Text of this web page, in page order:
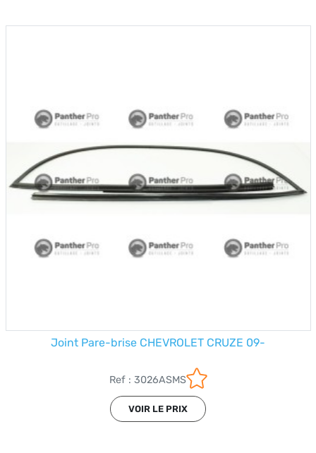
Joint Pare-brise CHEVROLET CRUZE 09-
Ref : 3026ASMS
VOIR LE PRIX